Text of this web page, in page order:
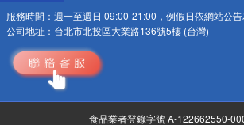
服務時間： 週一至週日 09:00-21:00，例假日依網站公告
公司地址： 台北市北投區大業路136號5樓 (台灣)
食品業者登錄字號 A-122662550-